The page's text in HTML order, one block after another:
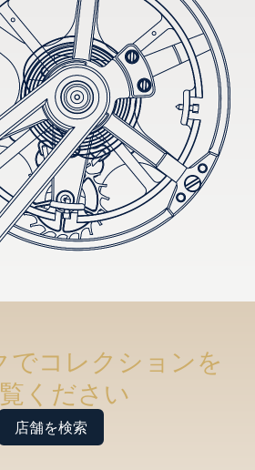
でコレクションを
ください
店舗を検索